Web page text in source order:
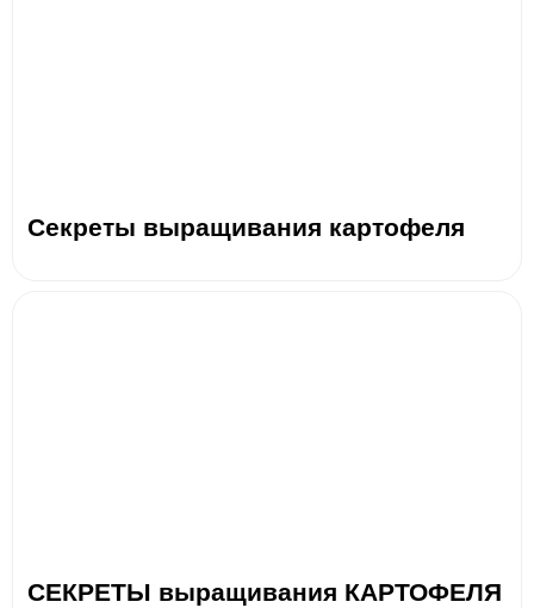
Секреты выращивания картофеля
СЕКРЕТЫ выращивания КАРТОФЕЛЯ